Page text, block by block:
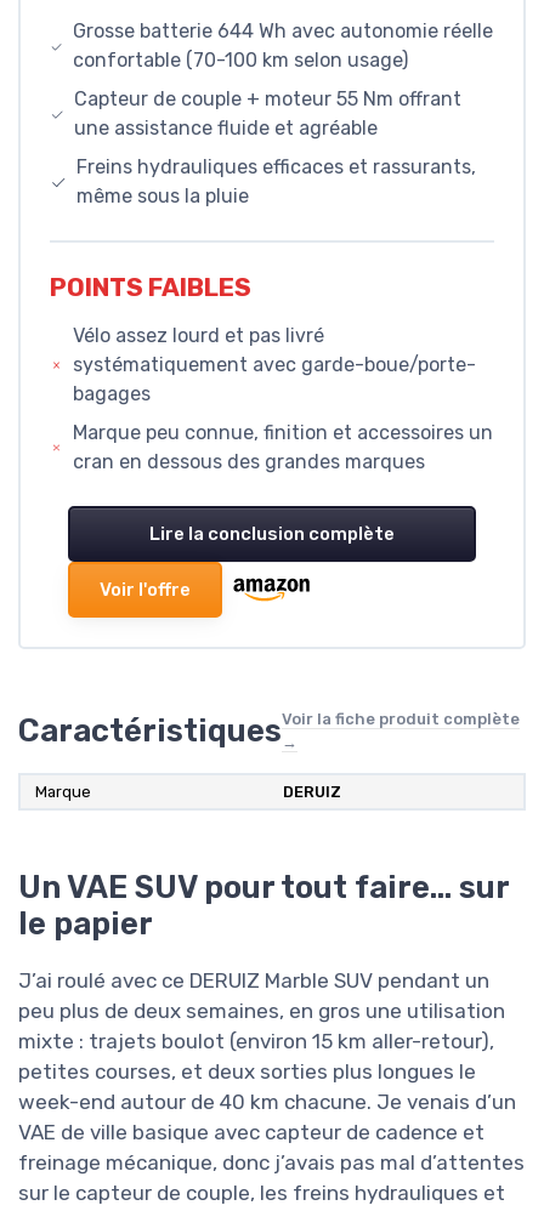
Grosse batterie 644 Wh avec autonomie réelle
confortable (70-100 km selon usage)
Capteur de couple + moteur 55 Nm offrant
une assistance fluide et agréable
Freins hydrauliques efficaces et rassurants,
même sous la pluie
POINTS FAIBLES
Vélo assez lourd et pas livré
systématiquement avec garde-boue/porte-
bagages
Marque peu connue, finition et accessoires un
cran en dessous des grandes marques
Lire la conclusion complète
Voir l'offre
CaractéristiquesVoir la fiche produit complète
→
Marque DERUIZ
Un VAE SUV pour tout faire… sur
le papier
J’ai roulé avec ce DERUIZ Marble SUV pendant un
peu plus de deux semaines, en gros une utilisation
mixte : trajets boulot (environ 15 km aller-retour),
petites courses, et deux sorties plus longues le
week-end autour de 40 km chacune. Je venais d’un
VAE de ville basique avec capteur de cadence et
freinage mécanique, donc j’avais pas mal d’attentes
sur le capteur de couple, les freins hydrauliques et